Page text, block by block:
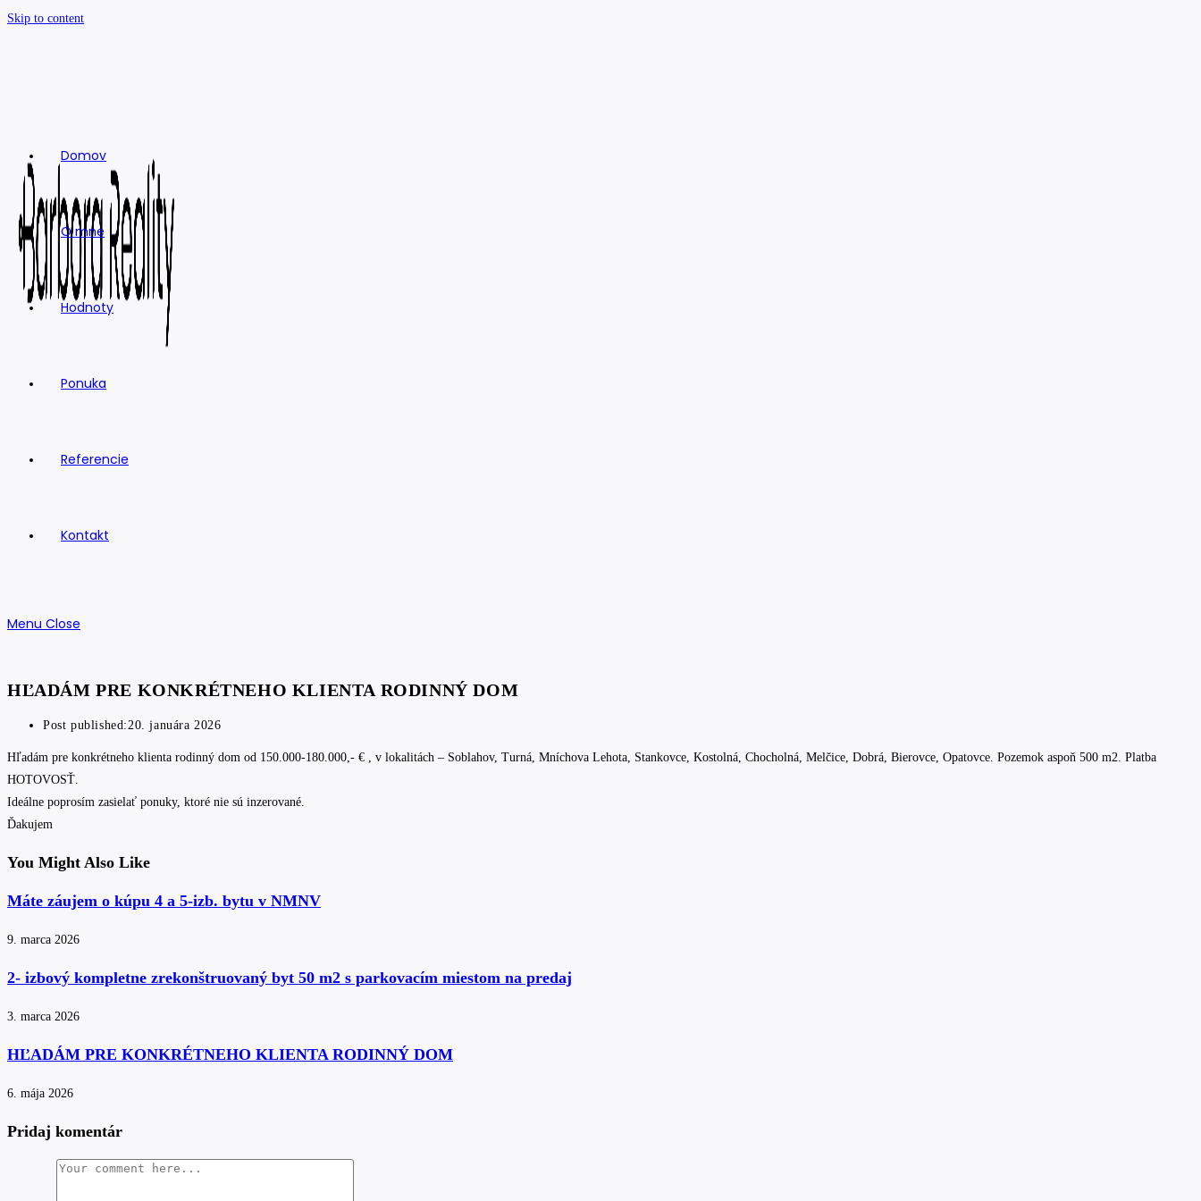
Skip to content
Domov
O mne
Hodnoty
Ponuka
Referencie
Kontakt
Menu Close
HĽADÁM PRE KONKRÉTNEHO KLIENTA RODINNÝ DOM
Post published:20. januára 2026
Hľadám pre konkrétneho klienta rodinný dom od 150.000-180.000,- € , v lokalitách – Soblahov, Turná, Mníchova Lehota, Stankovce, Kostolná, Chocholná, Melčice, Dobrá, Bierovce, Opatovce. Pozemok aspoň 500 m2. Platba
HOTOVOSŤ.
Ideálne poprosím zasielať ponuky, ktoré nie sú inzerované.
Ďakujem
You Might Also Like
Máte záujem o kúpu 4 a 5-izb. bytu v NMNV
9. marca 2026
2- izbový kompletne zrekonštruovaný byt 50 m2 s parkovacím miestom na predaj
3. marca 2026
HĽADÁM PRE KONKRÉTNEHO KLIENTA RODINNÝ DOM
6. mája 2026
Pridaj komentár